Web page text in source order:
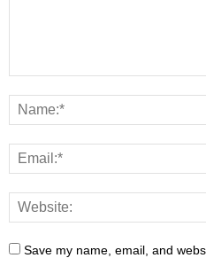
Save my name, email, and